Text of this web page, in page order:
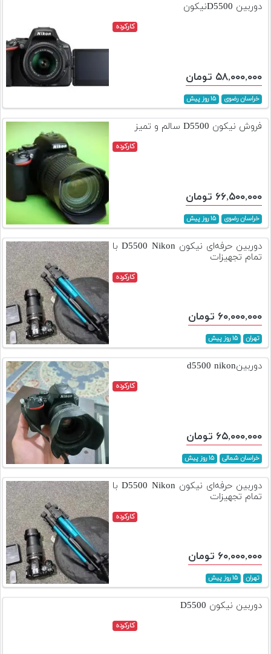
دوربین D5500نیکون
کارکرده
۵۸,۰۰۰,۰۰۰ تومان
خراسان رضوی ۱۵ روز پیش
فروش نیکون D5500 سالم و تمیز
کارکرده
۶۶,۵۰۰,۰۰۰ تومان
خراسان رضوی ۱۵ روز پیش
دوربین حرفه‌ای نیکون D5500 Nikon با
تمام تجهیزات
کارکرده
۶۰,۰۰۰,۰۰۰ تومان
تهران ۱۵ روز پیش
دوربینd5500 nikon
کارکرده
۶۵,۰۰۰,۰۰۰ تومان
خراسان شمالی ۱۵ روز پیش
دوربین حرفه‌ای نیکون D5500 Nikon با
تمام تجهیزات
کارکرده
۶۰,۰۰۰,۰۰۰ تومان
تهران ۱۵ روز پیش
دوربین نیکون D5500
کارکرده